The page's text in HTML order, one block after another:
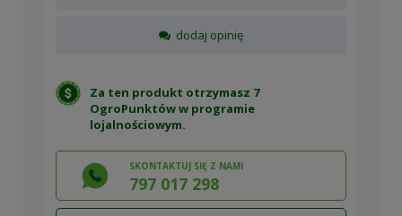
dodaj opinię
Za ten produkt otrzymasz 7
OgroPunktów w programie
lojalnościowym.
SKONTAKTUJ SIĘ Z NAMI
797 017 298